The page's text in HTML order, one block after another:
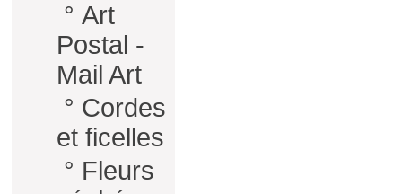
° Art
Postal -
Mail Art
° Cordes
et ficelles
° Fleurs